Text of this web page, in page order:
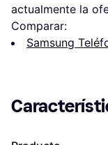
actualmente la
Comparar:
Samsung